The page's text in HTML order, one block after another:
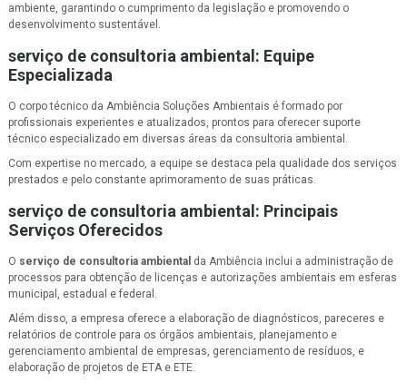
ambiente, garantindo o cumprimento da legislação e promovendo o
desenvolvimento sustentável.
serviço de consultoria ambiental: Equipe
Especializada
O corpo técnico da Ambiência Soluções Ambientais é formado por
profissionais experientes e atualizados, prontos para oferecer suporte
técnico especializado em diversas áreas da consultoria ambiental.
Com expertise no mercado, a equipe se destaca pela qualidade dos serviços
prestados e pelo constante aprimoramento de suas práticas.
serviço de consultoria ambiental: Principais
Serviços Oferecidos
O serviço de consultoria ambiental da Ambiência inclui a administração de
processos para obtenção de licenças e autorizações ambientais em esferas
municipal, estadual e federal.
Além disso, a empresa oferece a elaboração de diagnósticos, pareceres e
relatórios de controle para os órgãos ambientais, planejamento e
gerenciamento ambiental de empresas, gerenciamento de resíduos, e
elaboração de projetos de ETA e ETE.